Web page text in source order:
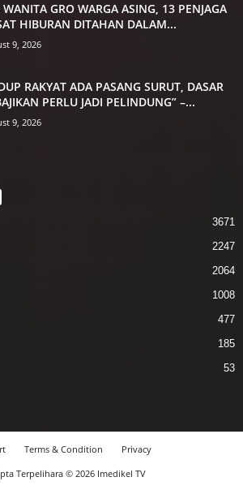
GRO WARGA ASING, 13 PENJAGA
HIBURAN DITAHAN DALAM...
9, 2026
RAKYAT ADA PASANG SURUT, DASAR
PERLU JADI PELINDUNG” –...
9, 2026
3671
2247
2064
1008
477
185
53
Terms & Condition
Privacy
Terpelihara © 2026 Imedikel TV